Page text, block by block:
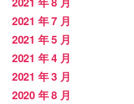
2021 年 7 月
2021 年 5 月
2021 年 4 月
2021 年 3 月
2020 年 8 月